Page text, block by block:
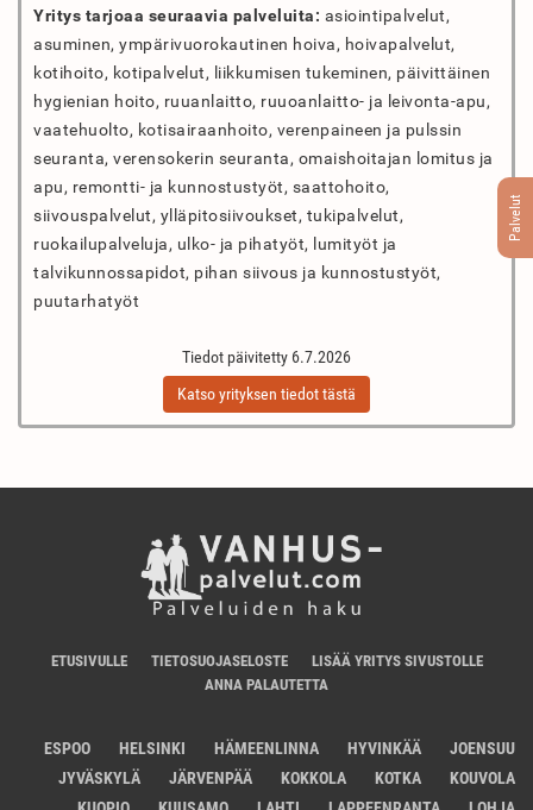
Palvelut
Yritys tarjoaa seuraavia palveluita: asiointipalvelut,
asuminen, ympärivuorokautinen hoiva, hoivapalvelut,
kotihoito, kotipalvelut, liikkumisen tukeminen, päivittäinen
hygienian hoito, ruuanlaitto, ruuoanlaitto- ja leivonta-apu,
vaatehuolto, kotisairaanhoito, verenpaineen ja pulssin
seuranta, verensokerin seuranta, omaishoitajan lomitus ja
apu, remontti- ja kunnostustyöt, saattohoito,
siivouspalvelut, ylläpitosiivoukset, tukipalvelut,
ruokailupalveluja, ulko- ja pihatyöt, lumityöt ja
talvikunnossapidot, pihan siivous ja kunnostustyöt,
puutarhatyöt
Tiedot päivitetty 6.7.2026
Katso yrityksen tiedot tästä
ETUSIVULLE TIETOSUOJASELOSTE
LISÄÄ YRITYS SIVUSTOLLE
ANNA PALAUTETTA
ESPOO HELSINKI HÄMEENLINNA HYVINKÄÄ
JOENSUU
JYVÄSKYLÄ
JÄRVENPÄÄ KOKKOLA KOTKA
KOUVOLA